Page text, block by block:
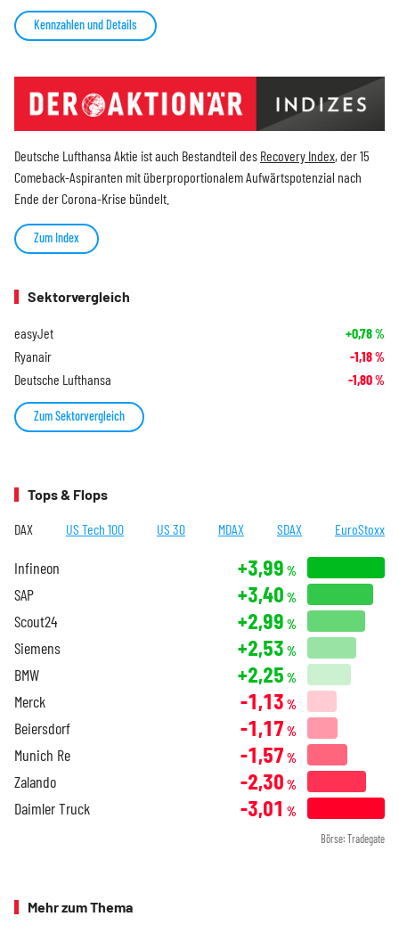
Kennzahlen und Details
Deutsche Lufthansa Aktie ist auch Bestandteil des Recovery Index, der 15
Comeback-Aspiranten mit überproportionalem Aufwärtspotenzial nach
Ende der Corona-Krise bündelt.
Zum Index
Sektorvergleich
easyJet +0,78%
Ryanair -1,18%
Deutsche Lufthansa -1,80%
Zum Sektorvergleich
Tops & Flops
DAX US Tech 100 US 30 MDAX SDAX EuroStoxx
Infineon +3,99 %
SAP +3,40 %
Scout24 +2,99 %
Siemens +2,53 %
BMW +2,25 %
Merck -1,13 %
Beiersdorf -1,17 %
Munich Re -1,57 %
Zalando -2,30 %
Daimler Truck -3,01 %
Börse: Tradegate
Mehr zum Thema